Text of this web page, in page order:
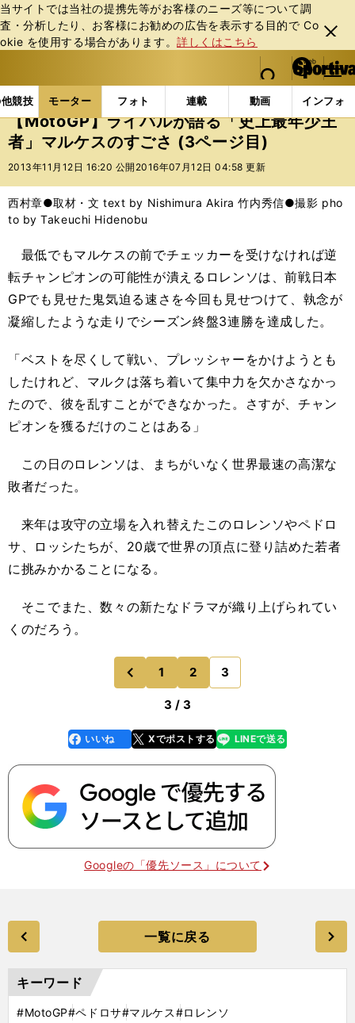
当サイトでは当社の提携先等がお客様のニーズ等について調
査・分析したり、お客様にお勧めの広告を表⽰する⽬的で Co
okie を使⽤する場合があります。詳しくはこちら
閉じ
る
web Sportiva (webスポルティーバ)
検索
マイペ
ー
ジ
メニュ
競技 モーター フォト 連載 動画 インフォ
b
ス
ポ
ル
バ
モーターの記事一覧 モーター MotoGP 【
【MotoGP】ライバルが語る「史上最年少王
者」マルケスのすごさ (3ページ目)
2013年11月12日 16:20 公開 2016年07月12日 04:58 更新
西村章●取材・文 text by Nishimura Akira 竹内秀信●撮影 pho
to by Takeuchi Hidenobu
最低でもマルケスの前でチェッカーを受けなければ逆
転チャンピオンの可能性が潰えるロレンソは、前戦日本
GPでも見せた鬼気迫る速さを今回も見せつけて、執念が
凝縮したような走りでシーズン終盤3連勝を達成した。
「ベストを尽くして戦い、プレッシャーをかけようとも
したけれど、マルクは落ち着いて集中力を欠かさなかっ
たので、彼を乱すことができなかった。さすが、チャン
ピオンを獲るだけのことはある」
この日のロレンソは、まちがいなく世界最速の高潔な
敗者だった。
来年は攻守の立場を入れ替えたこのロレンソやペドロ
サ、ロッシたちが、20歳で世界の頂点に登り詰めた若者
に挑みかかることになる。
そこでまた、数々の新たなドラマが織り上げられてい
くのだろう。
前
のページへ
1 2 3
3 / 3
faceboo
k
いいね Xでポストする
line LINEで送る
Googleの「優先ソース」について
一覧に戻る
キーワード
#MotoGP#ペドロサ#マルケス#ロレンソ